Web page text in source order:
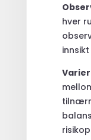
hver